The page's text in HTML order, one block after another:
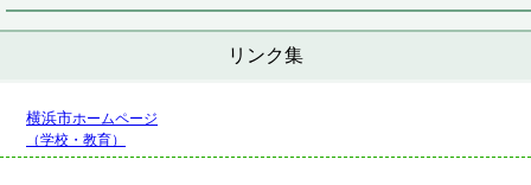
リンク集
横浜市ホームページ
（学校・教育）